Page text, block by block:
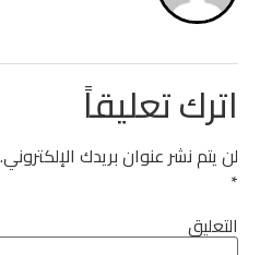
اترك تعليقاً
لن يتم نشر عنوان بريدك الإلكتروني.
*
التعليق